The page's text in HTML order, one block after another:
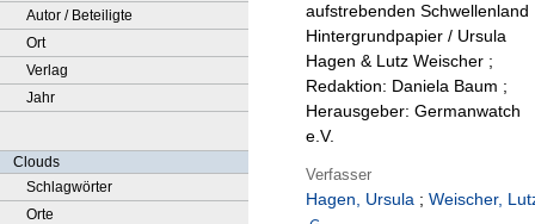
Autor / Beteiligte
Ort
Verlag
Jahr
Clouds
Schlagwörter
Orte
aufstrebenden Schwellenland
Hintergrundpapier / Ursula
Hagen & Lutz Weischer ;
Redaktion: Daniela Baum ;
Herausgeber: Germanwatch
e.V.
Verfasser
Hagen, Ursula ; Weischer,